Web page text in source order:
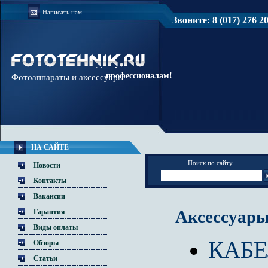
Написать нам
Звоните: 8 (017) 276
Доверяйте
профессионалам!
Фотоаппараты и аксессуары
НА САЙТЕ
Новости
Контакты
Вакансии
Гарантия
Виды оплаты
Обзоры
Статьи
Поиск по сайту